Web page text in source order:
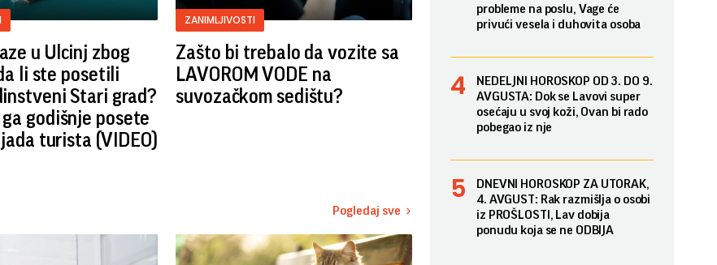
u Ulcinj zbog
li ste posetili
Stari grad?
ga godišnje posete
turista (VIDEO)
ZANIMLJIVOSTI
Zašto bi trebalo da vozite sa
LAVOROM VODE na
suvozačkom sedištu?
Pogledaj sve
probleme na poslu, Vage će
privući vesela i duhovita osoba
NEDELJNI HOROSKOP OD 3. DO 9.
AVGUSTA: Dok se Lavovi super
osećaju u svoj koži, Ovan bi rado
pobegao iz nje
DNEVNI HOROSKOP ZA UTORAK,
4. AVGUST: Rak razmišlja o osobi
iz PROŠLOSTI, Lav dobija
ponudu koja se ne ODBIJA